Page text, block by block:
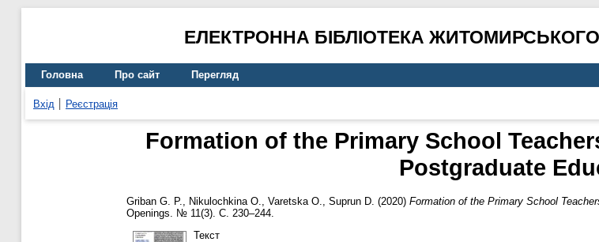
ЕЛЕКТРОННА БІБЛІОТЕКА
Головна Про сайт Перегляд
Вхід Реєстрація
Formation of the Primary School
Postgraduate
Griban G. P., Nikulochkina O., Varetska O., Suprun D. (2020) Formation of the Primary School
Openings. № 11(3). С. 230–244.
Текст